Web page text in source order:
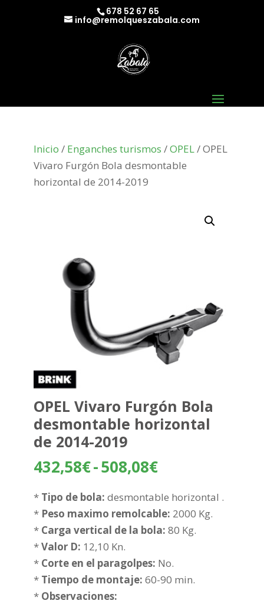
678 52 67 65
info@remolqueszabala.com
Inicio / Enganches turismos /OPEL/ OPEL
Vivaro Furgón Bola desmontable
horizontal de 2014-2019
OPEL Vivaro Furgón Bola
desmontable horizontal
de 2014-2019
432,58€-508,08€Rango
precios:
desde
432,58€
508,08€
* Tipo de bola: desmontable horizontal .
* Peso maximo remolcable: 2000 Kg.
* Carga vertical de la bola: 80 Kg.
*Valor D: 12,10 Kn.
* Corte en el paragolpes: No.
* Tiempo de montaje: 60-90 min.
* Observaciones: